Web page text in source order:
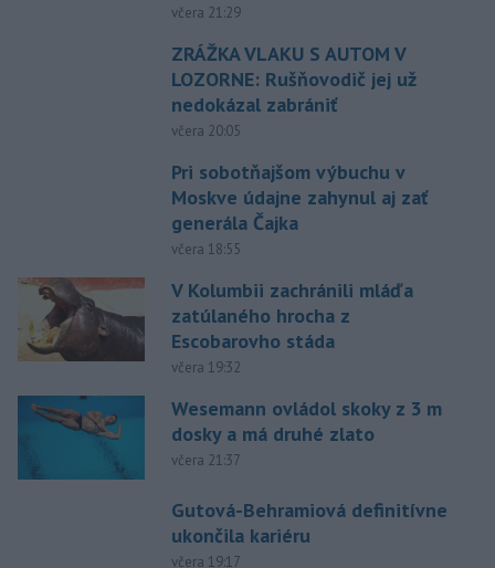
včera 21:29
ZRÁŽKA VLAKU S AUTOM V
LOZORNE: Rušňovodič jej už
nedokázal zabrániť
včera 20:05
Pri sobotňajšom výbuchu v
Moskve údajne zahynul aj zať
generála Čajka
včera 18:55
V Kolumbii zachránili mláďa
zatúlaného hrocha z
Escobarovho stáda
včera 19:32
Wesemann ovládol skoky z 3 m
dosky a má druhé zlato
včera 21:37
Gutová-Behramiová definitívne
ukončila kariéru
včera 19:17